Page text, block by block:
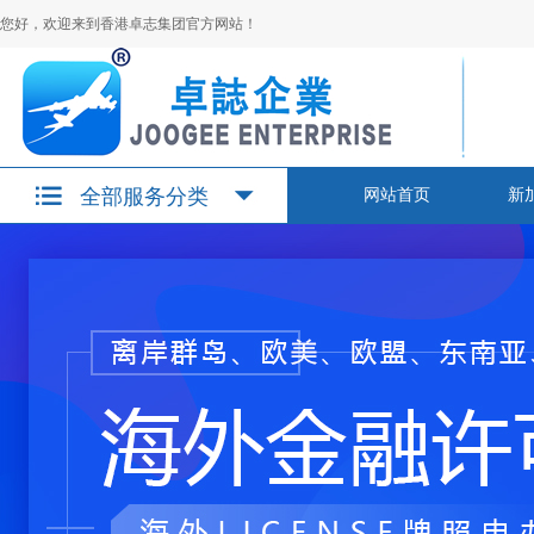
您好，欢迎来到香港卓志集团官方网站！
全部服务分类 网站首页 新